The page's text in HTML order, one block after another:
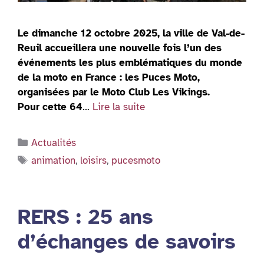
Le dimanche 12 octobre 2025, la ville de Val-de-
Reuil accueillera une nouvelle fois l’un des
événements les plus emblématiques du monde
de la moto en France : les Puces Moto,
organisées par le Moto Club Les Vikings.
Pour cette 64… Lire la suite
Catégories
Actualités
Étiquettes
animation, loisirs, pucesmoto
RERS : 25 ans
d’échanges de savoirs